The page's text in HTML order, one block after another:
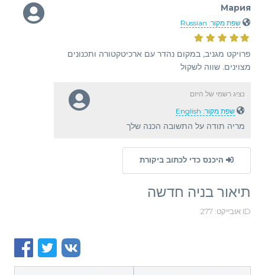
Мария
שפת מקור: Russian
פרויקט מגניב, במקום נהדר עם ארכיטקטורה ותכנונים
מצוינים. שווה לשקול
נציג רשמי של היזם
שפת מקור: English
מריה תודה על התשובה הכנה שלך
היכנס כדי לכתוב ביקורת
תיאור בניה חדשה
ID אובייקט: 277